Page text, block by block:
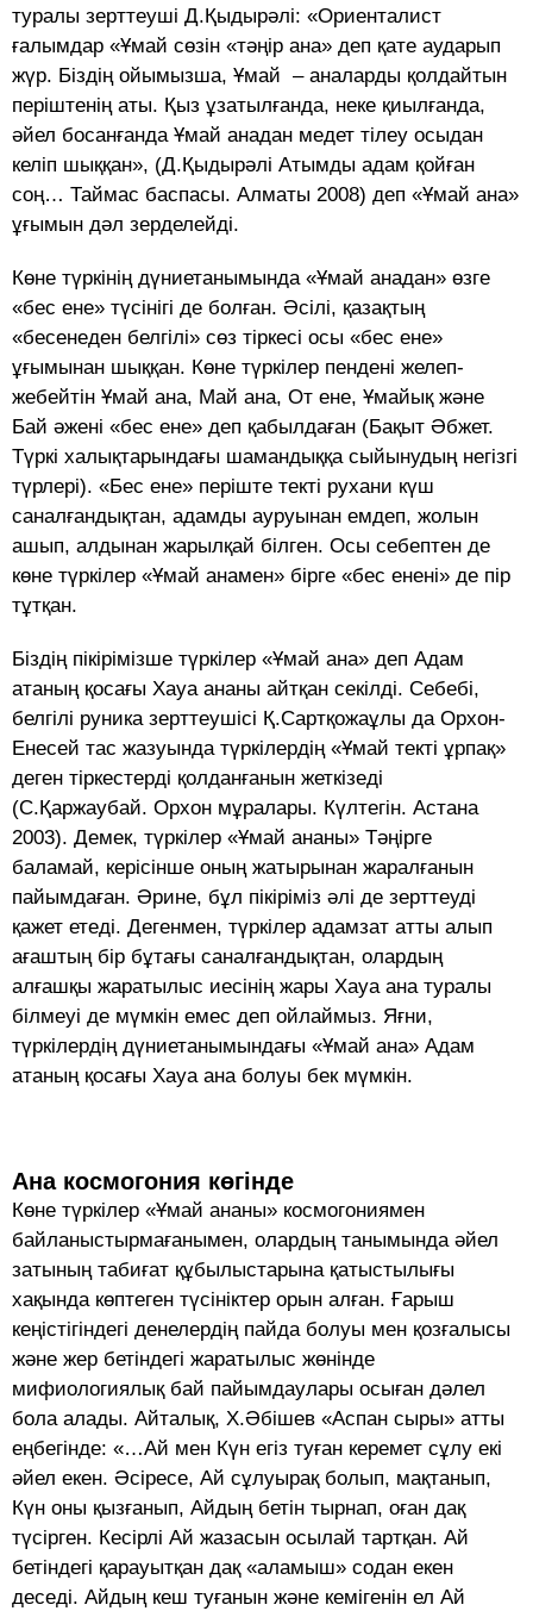
туралы зерттеуші Д.Қыдырәлі: «Ориенталист
ғалымдар «Ұмай сөзін «тәңір ана» деп қате аударып
жүр. Біздің ойымызша, Ұмай – аналарды қолдайтын
періштенің аты. Қыз ұзатылғанда, неке қиылғанда,
әйел босанғанда Ұмай анадан медет тілеу осыдан
келіп шыққан», (Д.Қыдырәлі Атымды адам қойған
соң… Таймас баспасы. Алматы 2008) деп «Ұмай ана»
ұғымын дәл зерделейді.
Көне түркінің дүниетанымында «Ұмай анадан» өзге
«бес ене» түсінігі де болған. Әсілі, қазақтың
«бесенеден белгілі» сөз тіркесі осы «бес ене»
ұғымынан шыққан. Көне түркілер пендені желеп-
жебейтін Ұмай ана, Май ана, От ене, Ұмайық және
Бай әжені «бес ене» деп қабылдаған (Бақыт Әбжет.
Түркі халықтарындағы шамандыққа сыйынудың негізгі
түрлері). «Бес ене» періште текті рухани күш
саналғандықтан, адамды ауруынан емдеп, жолын
ашып, алдынан жарылқай білген. Осы себептен де
көне түркілер «Ұмай анамен» бірге «бес енені» де пір
тұтқан.
Біздің пікірімізше түркілер «Ұмай ана» деп Адам
атаның қосағы Хауа ананы айтқан секілді. Себебі,
белгілі руника зерттеушісі Қ.Сартқожаұлы да Орхон-
Енесей тас жазуында түркілердің «Ұмай текті ұрпақ»
деген тіркестерді қолданғанын жеткізеді
(С.Қаржаубай. Орхон мұралары. Күлтегін. Астана
2003). Демек, түркілер «Ұмай ананы» Тәңірге
баламай, керісінше оның жатырынан жаралғанын
пайымдаған. Әрине, бұл пікіріміз әлі де зерттеуді
қажет етеді. Дегенмен, түркілер адамзат атты алып
ағаштың бір бұтағы саналғандықтан, олардың
алғашқы жаратылыс иесінің жары Хауа ана туралы
білмеуі де мүмкін емес деп ойлаймыз. Яғни,
түркілердің дүниетанымындағы «Ұмай ана» Адам
атаның қосағы Хауа ана болуы бек мүмкін.
Ана космогония көгінде
Көне түркілер «Ұмай ананы» космогониямен
байланыстырмағанымен, олардың танымында әйел
затының табиғат құбылыстарына қатыстылығы
хақында көптеген түсініктер орын алған. Ғарыш
кеңістігіндегі денелердің пайда болуы мен қозғалысы
және жер бетіндегі жаратылыс жөнінде
мифиологиялық бай пайымдаулары осыған дәлел
бола алады. Айталық, Х.Әбішев «Аспан сыры» атты
еңбегінде: «…Ай мен Күн егіз туған керемет сұлу екі
әйел екен. Әсіресе, Ай сұлуырақ болып, мақтанып,
Күн оны қызғанып, Айдың бетін тырнап, оған дақ
түсірген. Кесірлі Ай жазасын осылай тартқан. Ай
бетіндегі қарауытқан дақ «аламыш» содан екен
деседі. Айдың кеш туғанын және кемігенін ел Ай